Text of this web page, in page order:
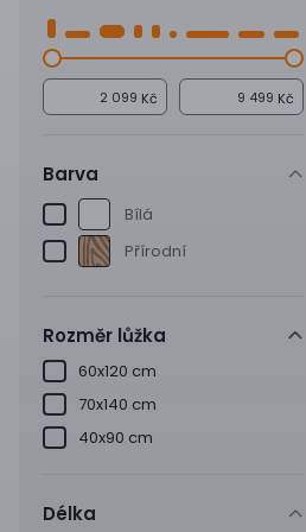
Kč Kč
Barva
Bílá
Přírodní
Rozměr lůžka
60x120 cm
70x140 cm
40x90 cm
Délka